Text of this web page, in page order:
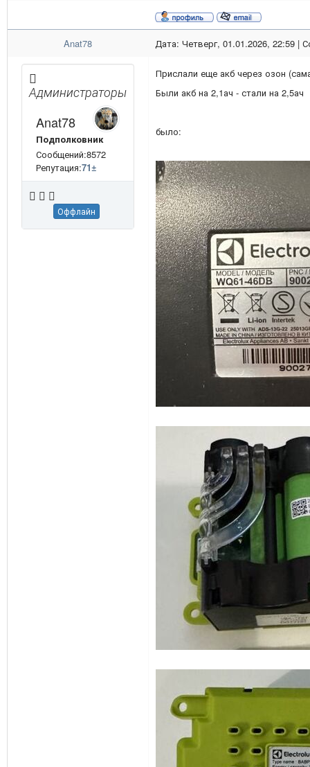
Anat78 Дата: Четверг, 01.01.2026, 22:59 |
Администраторы
Anat78
Подполковник
Сообщений:8572
Репутация:71±
Оффлайн
Прислали еще акб через озон
Были акб на 2,1ач - стали на 2,5ач
было: